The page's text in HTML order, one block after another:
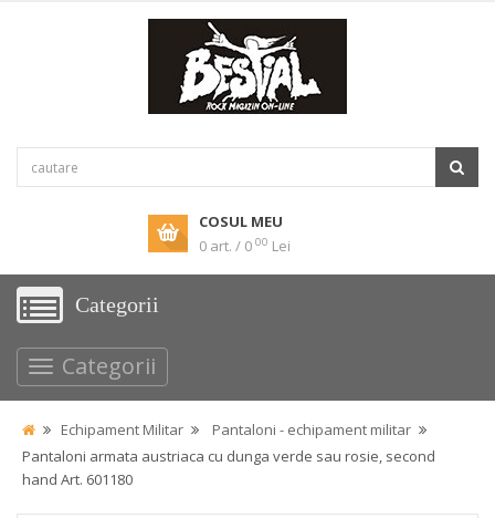
COSUL MEU
0 art. / 0 00 Lei
Categorii
Categorii
Echipament Militar
Pantaloni - echipament militar
Pantaloni armata austriaca cu dunga verde sau rosie, second
hand Art. 601180